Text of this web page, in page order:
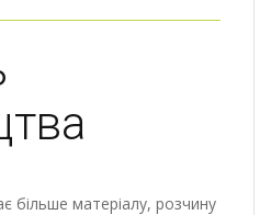
більше матеріалу, розчину